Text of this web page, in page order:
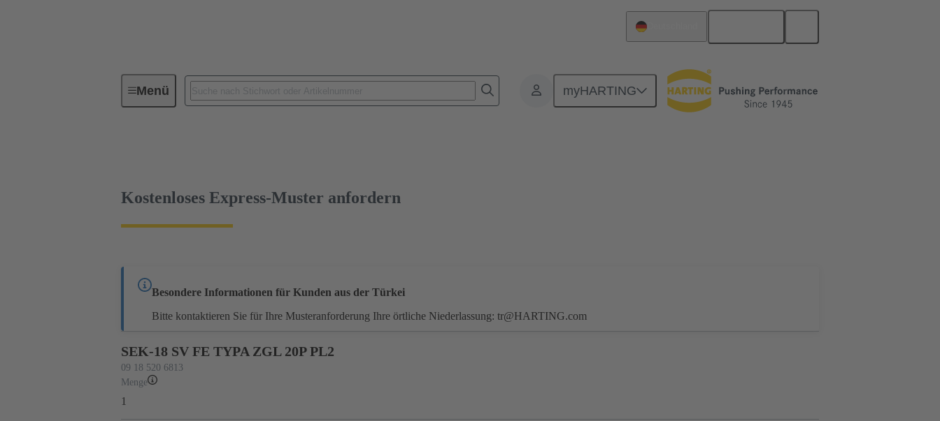
Menü myHARTING
Geräteanschlusstechnik Board-to-Board Steckverbinder Produkte Verbindung über ein Kabel
Kostenloses Express-Muster anfordern
Besondere Informationen für Kunden aus der Türkei
Bitte kontaktieren Sie für Ihre Musteranforderung Ihre örtliche Niederlassung: tr@HARTING.com
SEK-18 SV FE TYPA ZGL 20P PL2
09 18 520 6813
Menge
1